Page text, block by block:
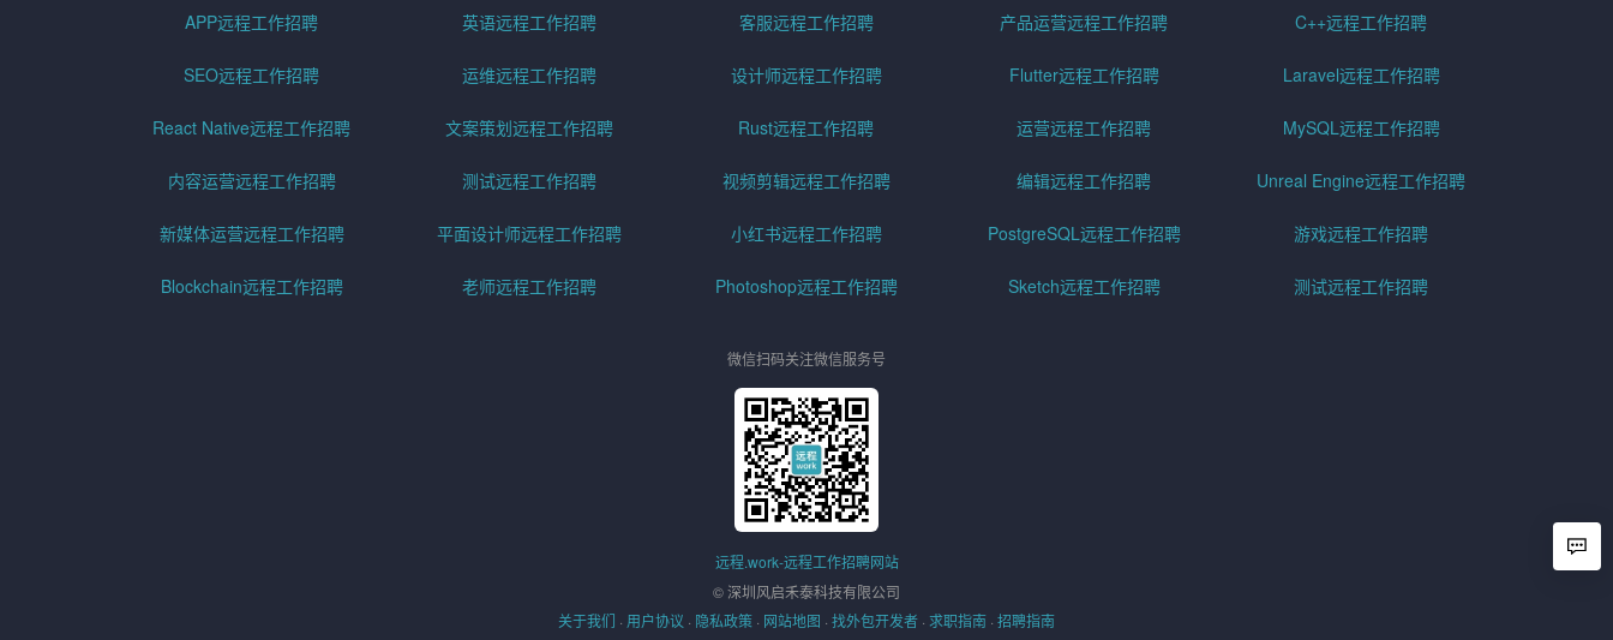
APP远程工作招聘 英语远程工作招聘 客服远程工作招聘 产品运营远程工作招聘 C++远程工作招聘
SEO远程工作招聘 运维远程工作招聘 设计师远程工作招聘 Flutter远程工作招聘 Laravel远程工作招聘
React Native远程工作招聘 文案策划远程工作招聘 Rust远程工作招聘 运营远程工作招聘 MySQL远程工作招聘
内容运营远程工作招聘 测试远程工作招聘 视频剪辑远程工作招聘 编辑远程工作招聘 Unreal Engine远程工作招聘
新媒体运营远程工作招聘 平面设计师远程工作招聘 小红书远程工作招聘 PostgreSQL远程工作招聘 游戏远程工作招聘
Blockchain远程工作招聘 老师远程工作招聘 Photoshop远程工作招聘 Sketch远程工作招聘 测试远程工作招聘
微信扫码关注微信服务号
远程.work-远程工作招聘网站
© 深圳风启禾泰科技有限公司
关于我们 · 用户协议 · 隐私政策 · 网站地图 · 找外包开发者 · 求职指南 · 招聘指南